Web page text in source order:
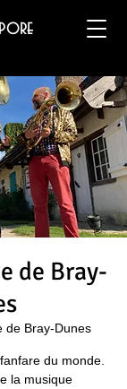
de Bray-
de Bray-Dunes
du monde.
la musique